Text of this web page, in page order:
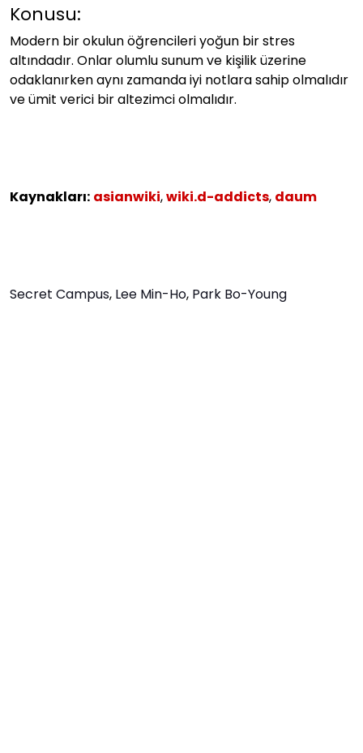
Konusu:
Modern bir okulun öğrencileri yoğun bir stres
altındadır. Onlar olumlu sunum ve kişilik üzerine
odaklanırken aynı zamanda iyi notlara sahip olmalıdır
ve ümit verici bir altezimci olmalıdır.
Kaynakları: asianwiki,wiki.d-addicts, daum
Secret Campus, Lee Min-Ho, Park Bo-Young